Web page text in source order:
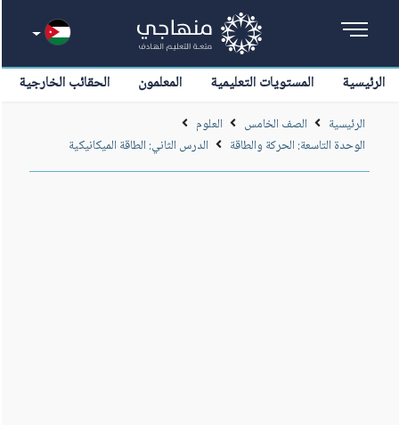
الرئيسية المستويات التعليمية المعلمون الحقائب الخارجية
الرئيسية الصف الخامس
العلوم
الوحدة التاسعة: الحركة والطاقة
الدرس الثاني: الطاقة الميكانيكية